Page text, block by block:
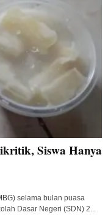
Siswa Hanya
selama bulan puasa
Dasar Negeri (SDN) 2...